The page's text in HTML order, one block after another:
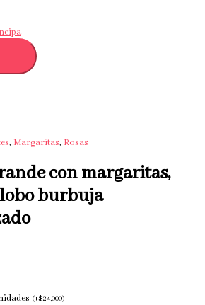
,Margaritas,Rosas
con margaritas,
burbuja
(+$24,000)